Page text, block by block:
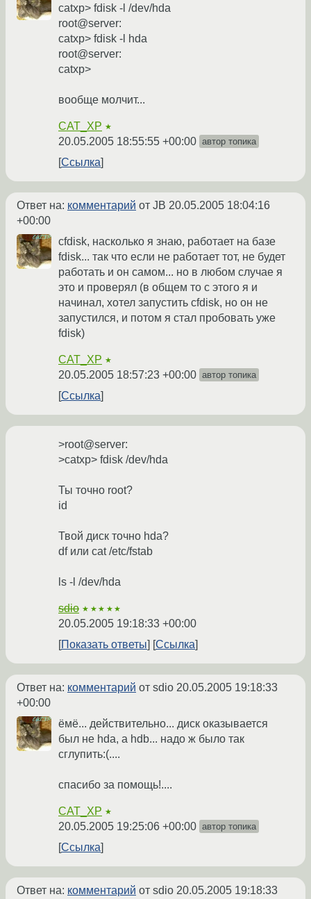
catxp> fdisk -l /dev/hda
root@server:
catxp> fdisk -l hda
root@server:
catxp>
вообще молчит...
CAT_XP ★
20.05.2005 18:55:55 +00:00 автор топика
Ссылка
Ответ на: комментарий от JB 20.05.2005 18:04:16
+00:00
cfdisk, насколько я знаю, работает на базе
fdisk... так что если не работает тот, не будет
работать и он самом... но в любом случае я
это и проверял (в общем то с этого я и
начинал, хотел запустить cfdisk, но он не
запустился, и потом я стал пробовать уже
fdisk)
CAT_XP ★
20.05.2005 18:57:23 +00:00 автор топика
Ссылка
>root@server:
>catxp> fdisk /dev/hda
Ты точно root?
id
Твой диск точно hda?
df или cat /etc/fstab
ls -l /dev/hda
sdio ★★★★★
20.05.2005 19:18:33 +00:00
Показать ответы
Ссылка
Ответ на: комментарий от sdio 20.05.2005 19:18:33
+00:00
ёмё... действительно... диск оказывается
был не hda, а hdb... надо ж было так
сглупить:(....
спасибо за помощь!....
CAT_XP ★
20.05.2005 19:25:06 +00:00 автор топика
Ссылка
Ответ на: комментарий от sdio 20.05.2005 19:18:33